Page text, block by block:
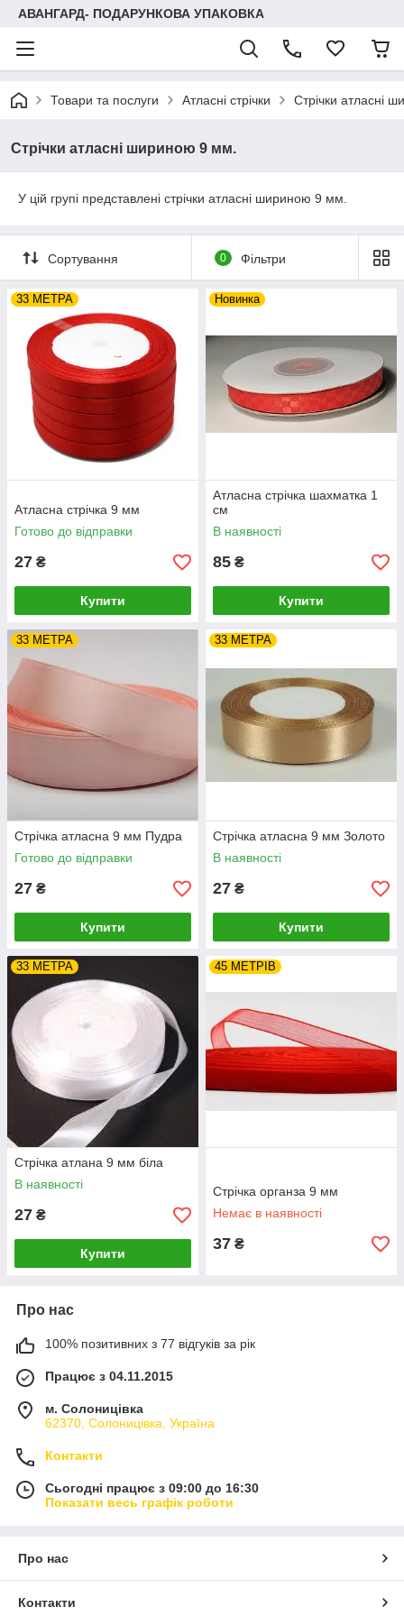
АВАНГАРД- ПОДАРУНКОВА УПАКОВКА
Товари та послуги Атласні стрічки Стрічки атласні
Стрічки атласні шириною 9 мм.
У цій групі представлені стрічки атласні шириною 9 мм.
Сортування 0 Фільтри
33 МЕТРА
Атласна стрічка 9 мм
Готово до відправки
27 ₴
Купити
Новинка
Атласна стрічка шахматка 1
см
В наявності
85 ₴
Купити
33 МЕТРА
Стрічка атласна 9 мм Пудра
Готово до відправки
27 ₴
Купити
33 МЕТРА
Стрічка атласна 9 мм Золото
В наявності
27 ₴
Купити
33 МЕТРА
Стрічка атлана 9 мм біла
В наявності
27 ₴
Купити
45 МЕТРІВ
Стрічка органза 9 мм
Немає в наявності
37 ₴
Про нас
100% позитивних з 77 відгуків за рік
Працює з 04.11.2015
м. Солоницівка
62370, Солоницівка, Україна
Контакти
Сьогодні працює з 09:00 до 16:30
Показати весь графік роботи
Про нас
Контакти